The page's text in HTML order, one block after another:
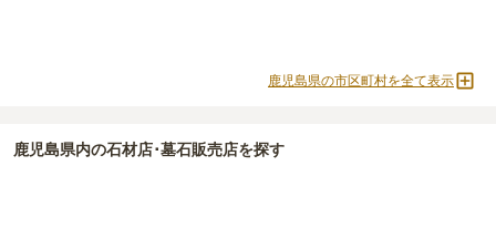
現地見学では、担当者に「提示金額以外にかかる費用はないか」を
鹿児島県の市区町村を全て表示
鹿児島県内の石材店･墓石販売店を探す